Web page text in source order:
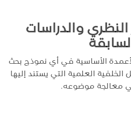
النظري والدراسات
السابقة
الأساسية في أي نموذج بحث
العلمية التي يستند إليها
معالجة موضوعه.